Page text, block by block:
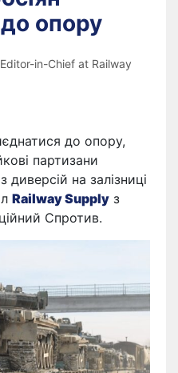
опору
in-Chief at Railway
до опору,
партизани
на залізниці
Railway Supply з
Спротив.